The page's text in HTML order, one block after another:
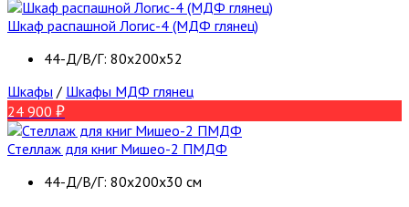
Шкаф распашной Логис-4 (МДФ глянец)
44-Д/В/Г: 80х200х52
Шкафы / Шкафы МДФ глянец
24 900
Стеллаж для книг Мишео-2 ПМДФ
44-Д/В/Г: 80х200х30 см